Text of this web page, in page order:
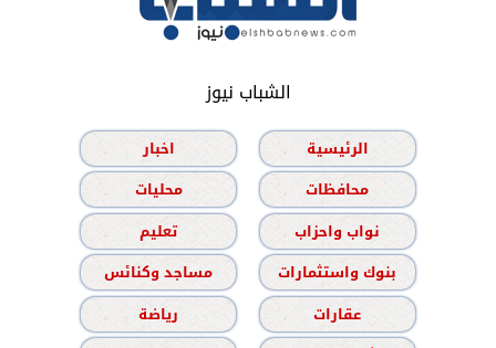
الشباب نيوز
الرئيسية
اخبار
محافظات
محليات
نواب واحزاب
تعليم
بنوك واستثمارات
مساجد وكنائس
عقارات
رياضة